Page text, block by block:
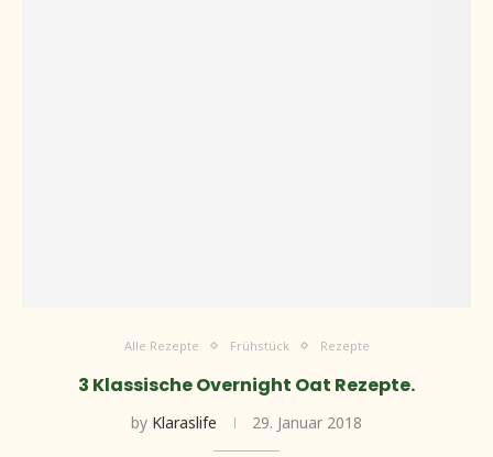
Alle Rezepte Frühstück Rezepte
3 Klassische Overnight Oat Rezepte.
by Klaraslife 29. Januar 2018